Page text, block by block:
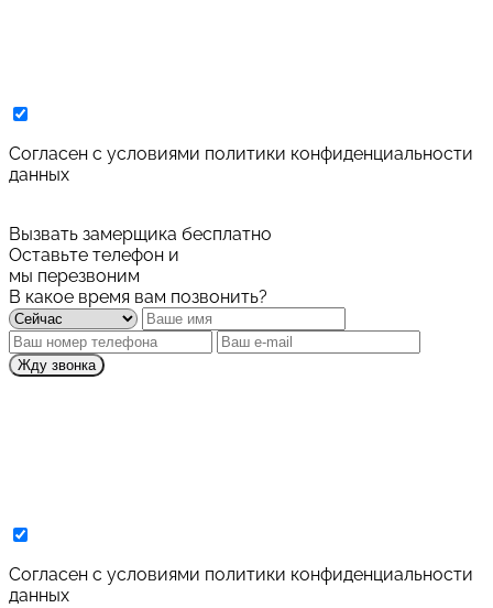
Cогласен с условиями политики конфиденциальности
данных
Вызвать замерщика бесплатно
Оставьте телефон и
мы перезвоним
В какое время вам позвонить?
Жду звонка
Cогласен с условиями политики конфиденциальности
данных